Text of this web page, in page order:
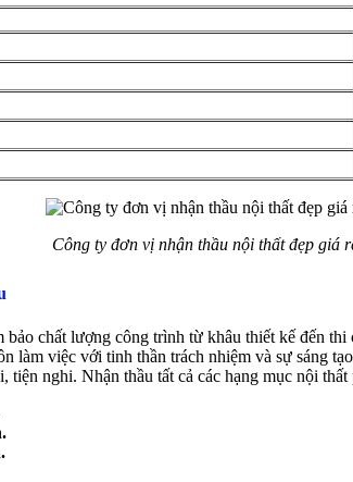
Công ty đơn vị nhận thầu nội thất đẹp giá
bảo chất lượng công trình từ khâu thiết kế đến
làm việc với tinh thần trách nhiệm và sự sáng
nghi. Nhận thầu tất cả các hạng mục nội